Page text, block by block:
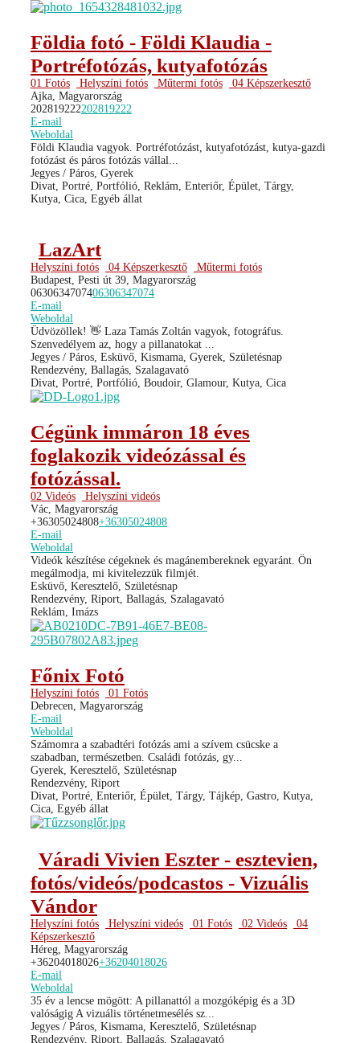
Földia fotó - Földi Klaudia -
Portréfotózás, kutyafotózás
01 Fotós Helyszíni fotós Műtermi fotós
04 Képszerkesztő
Ajka, Magyarország
202819222202819222
E-mail
Weboldal
Földi Klaudia vagyok. Portréfotózást, kutyafotózást, kutya-gazdi
fotózást és páros fotózás vállal...
Jegyes / Páros, Gyerek
Divat, Portré, Portfólió, Reklám, Enteriőr, Épület, Tárgy,
Kutya, Cica, Egyéb állat
LazArt
Helyszíni fotós 04 Képszerkesztő
Műtermi fotós
Budapest, Pesti út 39, Magyarország
0630634707406306347074
E-mail
Weboldal
Üdvözöllek! 👋 Laza Tamás Zoltán vagyok, fotográfus.
Szenvedélyem az, hogy a pillanatokat ...
Jegyes / Páros, Esküvő, Kismama, Gyerek, Születésnap
Rendezvény, Ballagás, Szalagavató
Divat, Portré, Portfólió, Boudoir, Glamour, Kutya, Cica
Cégünk immáron 18 éves
foglakozik videózással és
fotózással.
02 Videós
Helyszíni videós
Vác, Magyarország
+36305024808+36305024808
E-mail
Weboldal
Videók készítése cégeknek és magánembereknek egyaránt. Ön
megálmodja, mi kivitelezzük filmjét.
Esküvő, Keresztelő, Születésnap
Rendezvény, Riport, Ballagás, Szalagavató
Reklám, Imázs
Főnix Fotó
Helyszíni fotós
01 Fotós
Debrecen, Magyarország
E-mail
Weboldal
Számomra a szabadtéri fotózás ami a szívem csücske a
szabadban, természetben. Családi fotózás, gy...
Gyerek, Keresztelő, Születésnap
Rendezvény, Riport
Divat, Portré, Enteriőr, Épület, Tárgy, Tájkép, Gastro, Kutya,
Cica, Egyéb állat
Váradi Vivien Eszter - esztevien,
fotós/videós/podcastos - Vizuális
Vándor
Helyszíni fotós Helyszíni videós 01 Fotós 02 Videós
04
Képszerkesztő
Héreg, Magyarország
+36204018026+36204018026
E-mail
Weboldal
35 év a lencse mögött: A pillanattól a mozgóképig és a 3D
valóságig A vizuális történetmesélés sz...
Jegyes / Páros, Kismama, Keresztelő, Születésnap
Rendezvény, Riport, Ballagás, Szalagavató